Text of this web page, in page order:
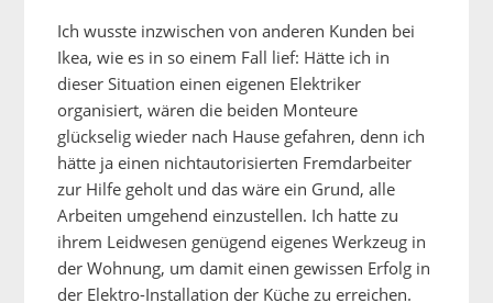
Ich wusste inzwischen von anderen Kunden bei
Ikea, wie es in so einem Fall lief: Hätte ich in
dieser Situation einen eigenen Elektriker
organisiert, wären die beiden Monteure
glückselig wieder nach Hause gefahren, denn ich
hätte ja einen nichtautorisierten Fremdarbeiter
zur Hilfe geholt und das wäre ein Grund, alle
Arbeiten umgehend einzustellen. Ich hatte zu
ihrem Leidwesen genügend eigenes Werkzeug in
der Wohnung, um damit einen gewissen Erfolg in
der Elektro-Installation der Küche zu erreichen.